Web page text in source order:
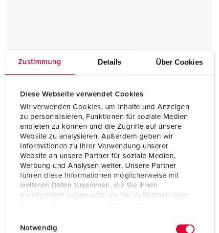
Zustimmung Details Über Cookies
Diese Webseite verwendet Cookies
Wir verwenden Cookies, um Inhalte und Anzeigen
zu personalisieren, Funktionen für soziale Medien
anbieten zu können und die Zugriffe auf unsere
Website zu analysieren. Außerdem geben wir
Informationen zu Ihrer Verwendung unserer
Website an unsere Partner für soziale Medien,
Werbung und Analysen weiter. Unsere Partner
führen diese Informationen möglicherweise mit
weiteren Daten zusammen, die Sie ihnen
bereitgestellt haben oder die sie im Rahmen Ihrer
Notwendig
Montagezuil